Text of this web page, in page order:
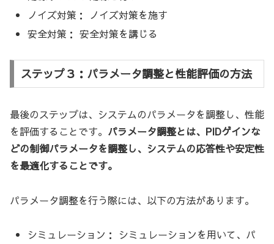
ノイズ対策： ノイズ対策を施す
安全対策： 安全対策を講じる
ステップ３：パラメータ調整と性能評価の方法
最後のステップは、システムのパラメータを調整し、性能
を評価することです。 パラメータ調整とは、PIDゲインな
どの制御パラメータを調整し、システムの応答性や安定性
を最適化することです。
パラメータ調整を行う際には、以下の方法があります。
シミュレーション： シミュレーションを用いて、パ